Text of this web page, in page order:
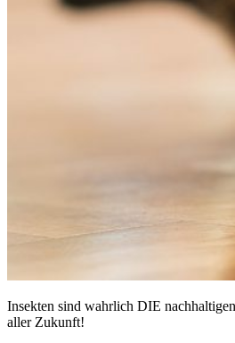
Insekten sind wahrlich DIE
aller Zukunft!